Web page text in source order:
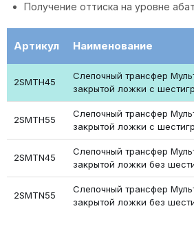
Получение оттиска на уровне
Артикул Наименование
2SMTH45
Слепочный трансфер
закрытой ложки с
2SMTH55
Слепочный трансфер
закрытой ложки с
2SMTN45
Слепочный трансфер
закрытой ложки без
2SMTN55
Слепочный трансфер
закрытой ложки без